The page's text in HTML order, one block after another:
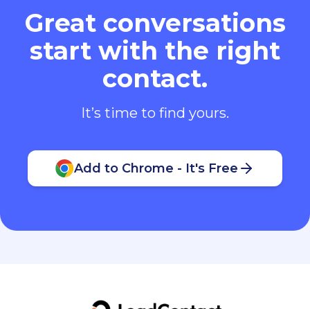
Great conversations
start with the right
contact.
It’s time to find yours.
Add to Chrome - It's Free